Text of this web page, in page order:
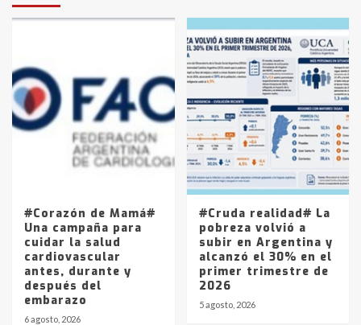
3
en la mañana del lunes
4
Accidente en Ruta 5: falleció un
joven de Trenque Lauquen
Los precios de los combustibles en
La Pampa, desde YPF hasta Axion
entre 857 a 1338 pesos
#Corazón de Mamá#
Una campaña para
cuidar la salud
cardiovascular
antes, durante y
después del
embarazo
6 agosto, 2026
#Cruda realidad# La
pobreza volvió a
subir en Argentina y
alcanzó el 30% en el
primer trimestre de
2026
5 agosto, 2026